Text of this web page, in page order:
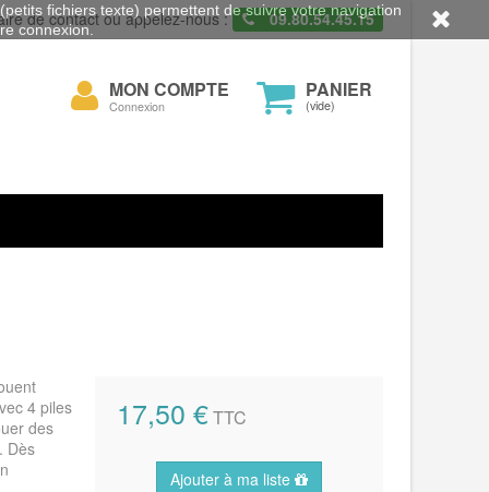
de contact ou appelez-nous : 09.80.54.45.15
PANIER
(vide)
Mon
compte
MON COMPTE
Connexion
17,50 €TTC
Ajouter à ma liste
4 piles
des
Dès
fichiers texte) permettent de suivre votre navigation
connexion.